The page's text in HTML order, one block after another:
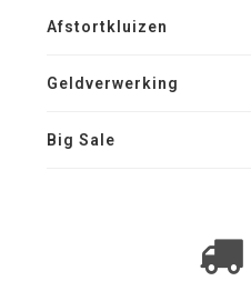
Afstortkluizen
Geldverwerking
Big Sale